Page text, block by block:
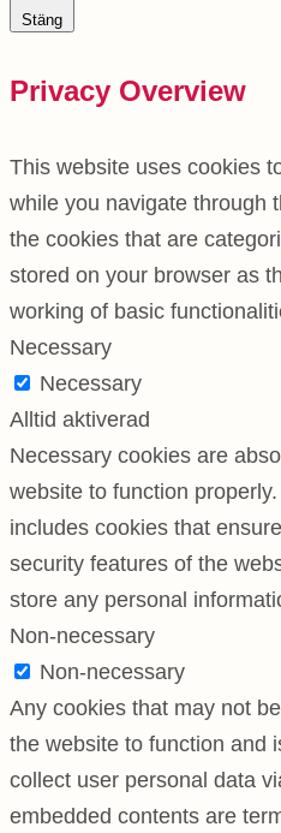
Stäng
Privacy Overview
This website uses cookies
while you navigate through
the cookies that are
stored on your browser as
working of basic
Necessary
Necessary
Alltid aktiverad
Necessary cookies are
website to function
includes cookies that
security features of the
store any personal
Non-necessary
Non-necessary
Any cookies that may not
the website to function and
collect user personal data
embedded contents are